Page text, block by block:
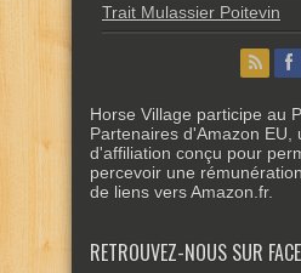
Trait Mulassier Poitevin
Horse Village participe au
Partenaires d'Amazon EU,
d'affiliation conçu pour
percevoir une
de liens vers Amazon.fr.
RETROUVEZ-NOUS SUR